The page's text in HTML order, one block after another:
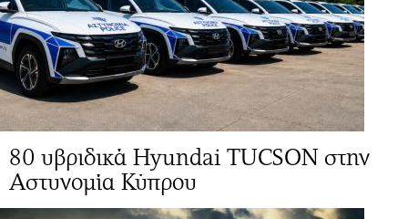
80 υβριδικά Hyundai TUCSON στην
Αστυνομία Κύπρου